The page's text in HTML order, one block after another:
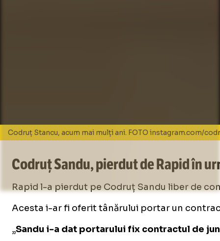
Codruț Stancu, acum mai mulți ani. FOTO instagram.com/
Codruț Sandu, pierdut de Rapid în
Rapid l-a pierdut pe Codruț Sandu liber de
Acesta i-ar fi oferit tânărului portar un
„Sandu i-a dat portarului fix contractul de